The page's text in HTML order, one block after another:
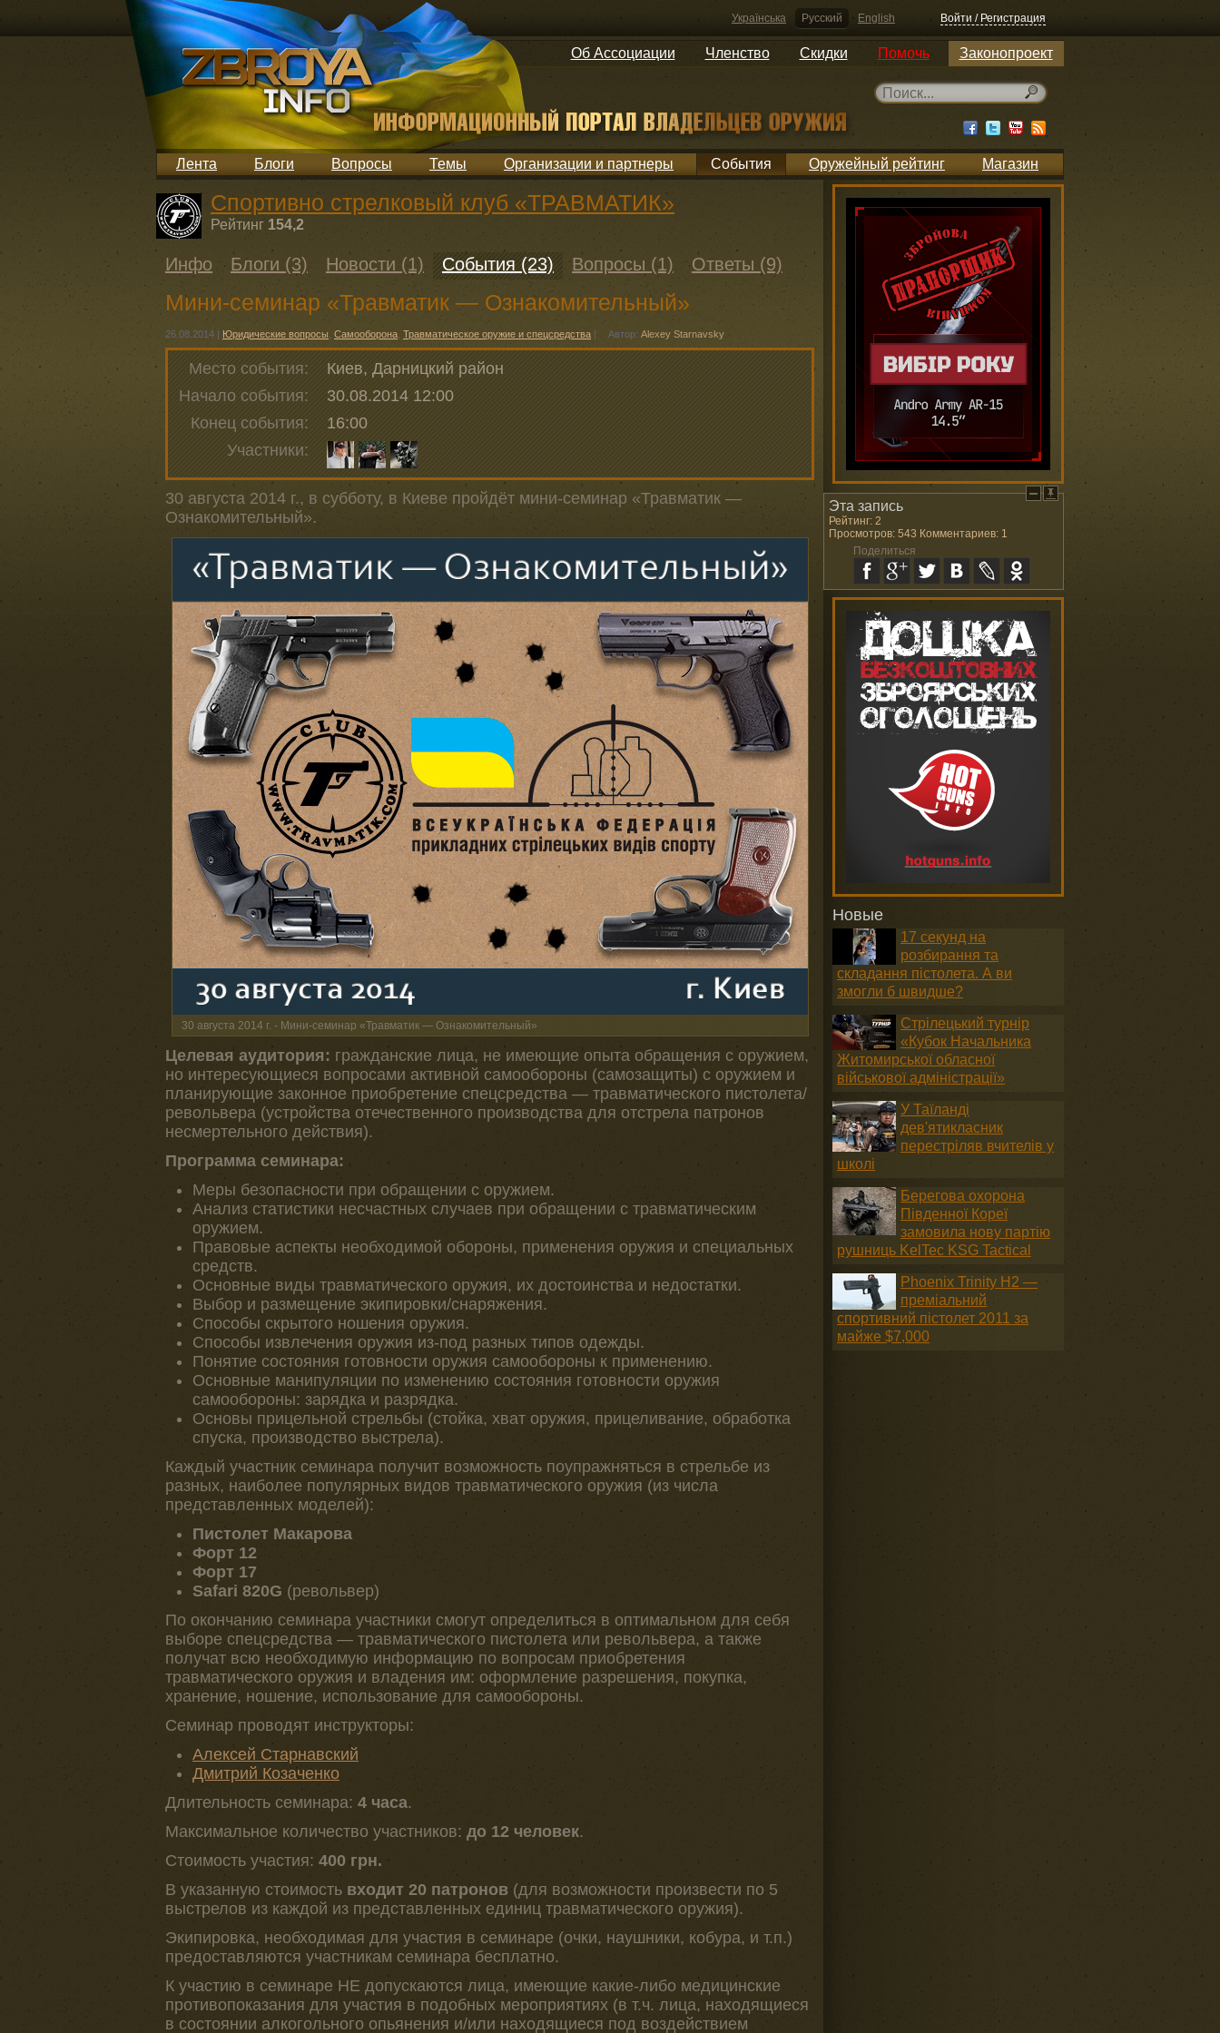
Українська Русский English Войти / Регистрация
Об Ассоциации Членство Скидки Помочь Законопроект
Лента Блоги Вопросы Темы Организации и партнеры События Оружейный рейтинг Магазин
Спортивно стрелковый клуб «ТРАВМАТИК»
Рейтинг 154,2
Инфо Блоги (3) Новости (1) События (23) Вопросы (1) Ответы (9)
Мини-семинар «Травматик — Ознакомительный»
26.08.2014 | Юридические вопросы Самооборона Травматическое оружие и спецсредства | Автор: Alexey Starnavsky
Место события:
Киев, Дарницкий район
Начало события:
30.08.2014 12:00
Конец события:
16:00
Участники:
30 августа 2014 г., в субботу, в Киеве пройдёт мини-семинар «Травматик —
Ознакомительный».
30 августа 2014 г. - Мини-семинар «Травматик — Ознакомительный»
Целевая аудитория: гражданские лица, не имеющие опыта обращения с оружием,
но интересующиеся вопросами активной самообороны (самозащиты) с оружием и
планирующие законное приобретение спецсредства — травматического пистолета/
револьвера (устройства отечественного производства для отстрела патронов
несмертельного действия).
Программа семинара:
Меры безопасности при обращении с оружием.
Анализ статистики несчастных случаев при обращении с травматическим
оружием.
Правовые аспекты необходимой обороны, применения оружия и специальных
средств.
Основные виды травматического оружия, их достоинства и недостатки.
Выбор и размещение экипировки/снаряжения.
Способы скрытого ношения оружия.
Способы извлечения оружия из-под разных типов одежды.
Понятие состояния готовности оружия самообороны к применению.
Основные манипуляции по изменению состояния готовности оружия
самообороны: зарядка и разрядка.
Основы прицельной стрельбы (стойка, хват оружия, прицеливание, обработка
спуска, производство выстрела).
Каждый участник семинара получит возможность поупражняться в стрельбе из
разных, наиболее популярных видов травматического оружия (из числа
представленных моделей):
Пистолет Макарова
Форт 12
Форт 17
Safari 820G (револьвер)
По окончанию семинара участники смогут определиться в оптимальном для себя
выборе спецсредства — травматического пистолета или револьвера, а также
получат всю необходимую информацию по вопросам приобретения
травматического оружия и владения им: оформление разрешения, покупка,
хранение, ношение, использование для самообороны.
Семинар проводят инструкторы:
Алексей Старнавский
Дмитрий Козаченко
Длительность семинара: 4 часа.
Максимальное количество участников: до 12 человек.
Стоимость участия: 400 грн.
В указанную стоимость входит 20 патронов (для возможности произвести по 5
выстрелов из каждой из представленных единиц травматического оружия).
Экипировка, необходимая для участия в семинаре (очки, наушники, кобура, и т.п.)
предоставляются участникам семинара бесплатно.
К участию в семинаре НЕ допускаются лица, имеющие какие-либо медицинские
противопоказания для участия в подобных мероприятиях (в т.ч. лица, находящиеся
в состоянии алкогольного опьянения и/или находящиеся под воздействием
Новые
17 секунд на
розбирання та
складання пістолета. А ви
змогли б швидше?
Стрілецький турнір
«Кубок Начальника
Житомирської обласної
військової адміністрації»
У Таїланді
дев'ятикласник
перестріляв вчителів у
школі
Берегова охорона
Південної Кореї
замовила нову партію
рушниць KelTec KSG Tactical
Phoenix Trinity H2 —
преміальний
спортивний пістолет 2011 за
майже $7,000
Эта запись
Рейтинг: 2
Просмотров: 543 Комментариев: 1
Поделиться